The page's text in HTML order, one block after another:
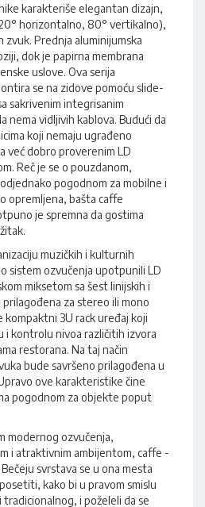
karakteriše elegantan dizajn,
horizontalno, 80° vertikalno),
zvuk. Prednja aluminijumska
dok je papirna membrana
uslove. Ova serija
se na zidove pomoću slide-
sakrivenim integrisanim
nema vidljivih kablova. Budući da
koji nemaju ugrađeno
već dobro proverenim LD
Reč je se o pouzdanom,
pogodnom za mobilne i
opremljena, bašta caffe
je spremna da gostima
muzičkih i kulturnih
sistem ozvučenja upotpunili LD
miksetom sa šest linijskih i
za stereo ili mono
kompaktni 3U rack uređaj koji
i kontrolu nivoa različitih izvora
restorana. Na taj način
bude savršeno prilagođena u
ove karakteristike čine
pogodnom za objekte poput
modernog ozvučenja,
i atraktivnim ambijentom, caffe -
svrstava se u ona mesta
kako bi u pravom smislu
i poželeli da se